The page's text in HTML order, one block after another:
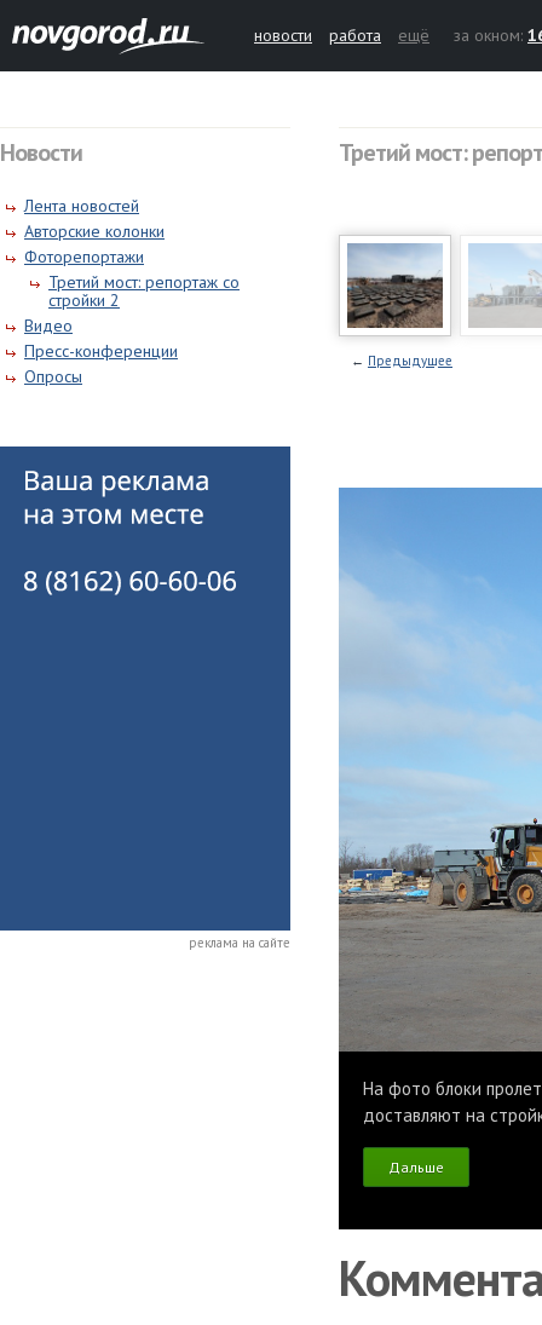
новости работа ещё за окном:
Новости
Лента новостей
Авторские колонки
Фоторепортажи
Третий мост: репортаж со
стройки 2
Видео
Пресс-конференции
Опросы
реклама на сайте
Третий мост:
← Предыдущее
На фото блоки
доставляют на
Дальше